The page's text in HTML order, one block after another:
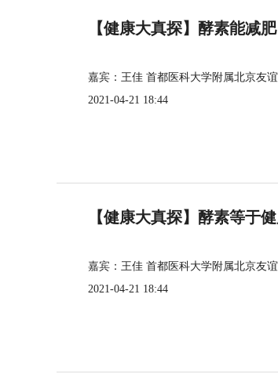
【健康大真探】酵素能减
嘉宾：王佳 首都医科大学附属北京友
2021-04-21 18:44
【健康大真探】酵素等于
嘉宾：王佳 首都医科大学附属北京友
2021-04-21 18:44